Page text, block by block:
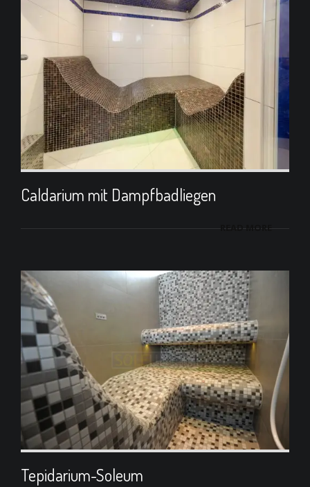
Caldarium mit Dampfbadliegen
READ MORE
Tepidarium-Soleum